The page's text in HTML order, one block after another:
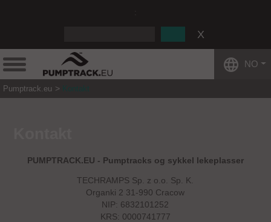
NO
Pumptrack.eu Kontakt
PUMPTRACK.EU - Pumptracks og sykkel lekeplasser
TECHRAMPS Sp. z o.o. Sp. K.
Organki 2 31-990 Cracow
NIP: 6832101252
KRS: 0000741777